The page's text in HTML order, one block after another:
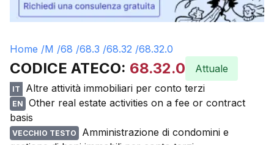
Home /M /68 /68.3 /68.32 /68.32.0
CODICE ATECO: 68.32.0 Attuale
IT Altre attività immobiliari per conto terzi
EN
Other real estate activities on a fee or contract
basis
VECCHIO TESTO
Amministrazione di condomini e